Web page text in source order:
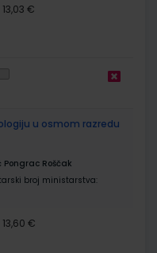
13,03 €
u osmom razredu
Pongrac Roščak
broj ministarstva:
13,60 €